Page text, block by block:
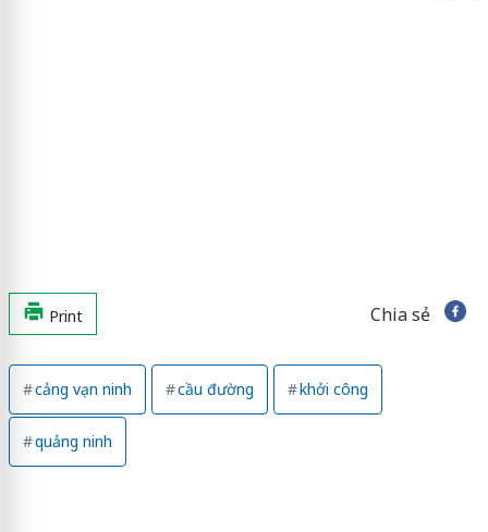
Print Chia sẻ
cảng vạn ninh cầu đường khởi công
quảng ninh